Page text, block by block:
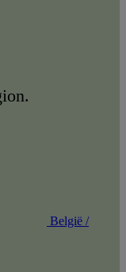
België /